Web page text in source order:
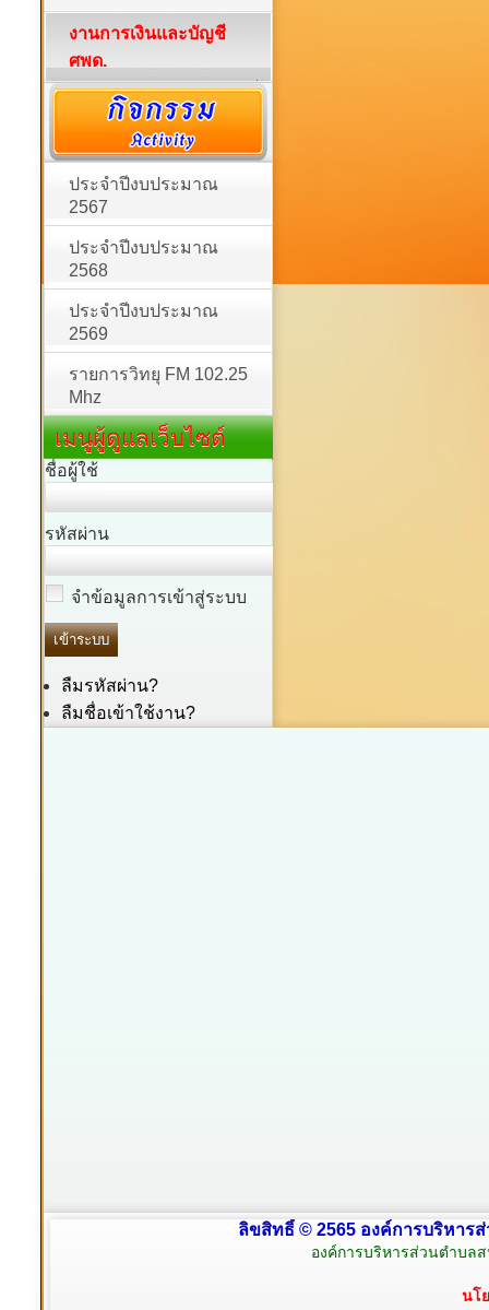
งานการเงินและบัญชี
ศพด.
ประจำปีงบประมาณ
2567
ประจำปีงบประมาณ
2568
ประจำปีงบประมาณ
2569
รายการวิทยุ FM 102.25
Mhz
เมนูผู้ดูแลเว็บไซต์
ชื่อผู้ใช้
รหัสผ่าน
จำข้อมูลการเข้าสู่ระบบ
ลืมรหัสผ่าน?
ลืมชื่อเข้าใช้งาน?
ลิขสิทธิ์ © 2565 องค์การบริหาร
องค์การบริหารส่วนตำบล
นโ